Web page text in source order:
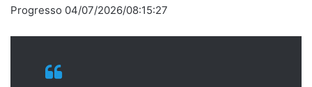
Progresso 04/07/2026/08:15:27